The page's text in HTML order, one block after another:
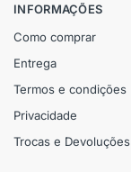
INFORMAÇÕES
Como comprar
Entrega
Termos e condições
Privacidade
Trocas e Devoluções